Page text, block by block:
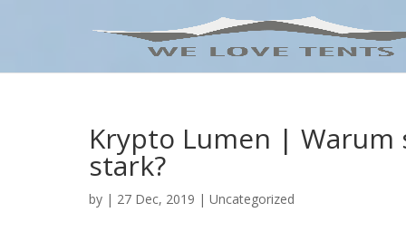
Krypto Lumen |
stark?
by | 27 Dec, 2019 | Uncategorized